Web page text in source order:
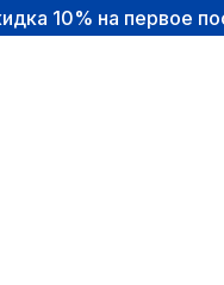
первое посещение